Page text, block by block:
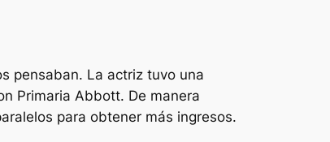
pensaban. La actriz tuvo una
Primaria Abbott. De manera
para obtener más ingresos.